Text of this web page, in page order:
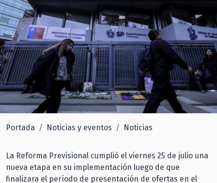
Portada Noticias y eventos Noticias
La Reforma Previsional cumplió el viernes 25 de julio una
nueva etapa en su implementación luego de que
finalizara el período de presentación de ofertas en el